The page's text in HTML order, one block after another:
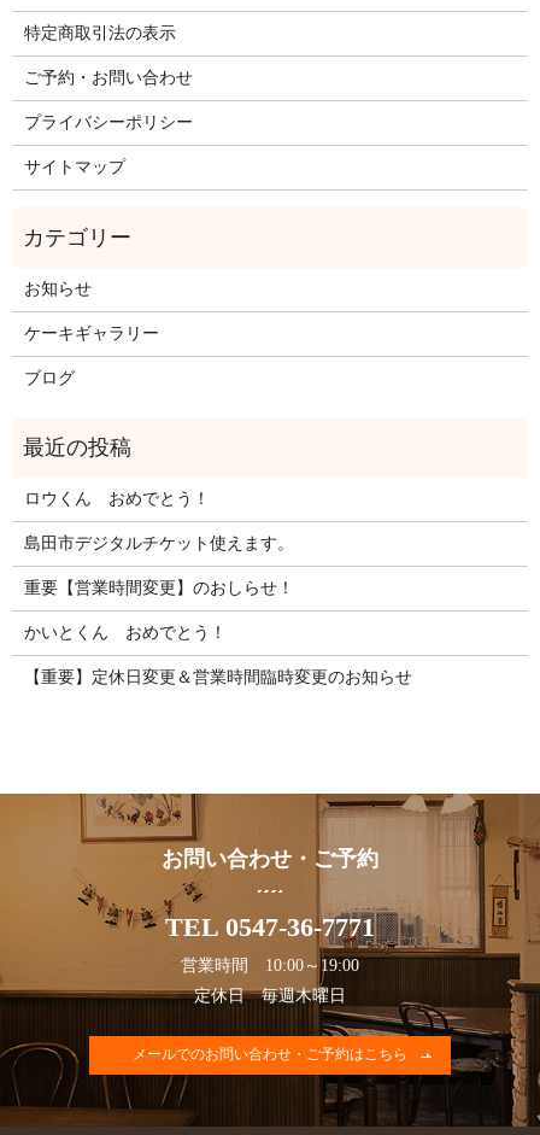
特定商取引法の表示
ご予約・お問い合わせ
プライバシーポリシー
サイトマップ
お知らせ
ケーキギャラリー
ブログ
ロウくん おめでとう！
島田市デジタルチケット使えます。
重要【営業時間変更】のおしらせ！
かいとくん おめでとう！
【重要】定休日変更＆営業時間臨時変更のお知らせ
お問い合わせ・ご予約
TEL 0547-36-7771
営業時間 10:00～19:00
定休日 毎週木曜日
メールでのお問い合わせ・ご予約はこちら